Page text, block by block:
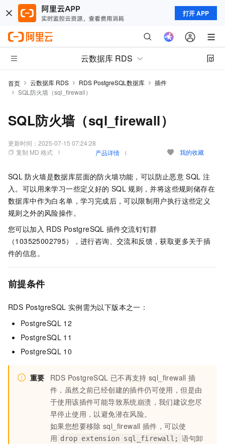
打开 APP
云数据库 RDS
首页 云数据库 RDS RDS PostgreSQL数据库
插件
SQL防火墙（sql_firewall）
SQL防火墙（sql_firewall）
更新时间： 2025-07-15 07:24:28
复制 MD 格式
产品详情 我的收藏
SQL 防火墙是数据库层面的防火墙功能，可以防止恶意 SQL 注
入。可以用来学习一些定义好的 SQL 规则，并将这些规则储存在
数据库中作为白名单，学习完成后，可以限制用户执行这些定义
规则之外的风险操作。
您可以加入 RDS PostgreSQL 插件交流钉钉群
（103525002795），进行咨询、交流和反馈，获取更多关于插
件的信息。
前提条件
RDS PostgreSQL 实例需为以下版本之一：
PostgreSQL 12
PostgreSQL 11
PostgreSQL 10
重要 RDS PostgreSQL 已不再支持 sql_firewall 插
件，虽然之前已经创建的插件仍可使用，但是由
于使用该插件可能导致系统崩溃，我们建议您尽
早停止使用，以避免潜在风险。
如果您想要移除 sql_firewall 插件，可以使
用 drop extension sql_firewall; 语句卸